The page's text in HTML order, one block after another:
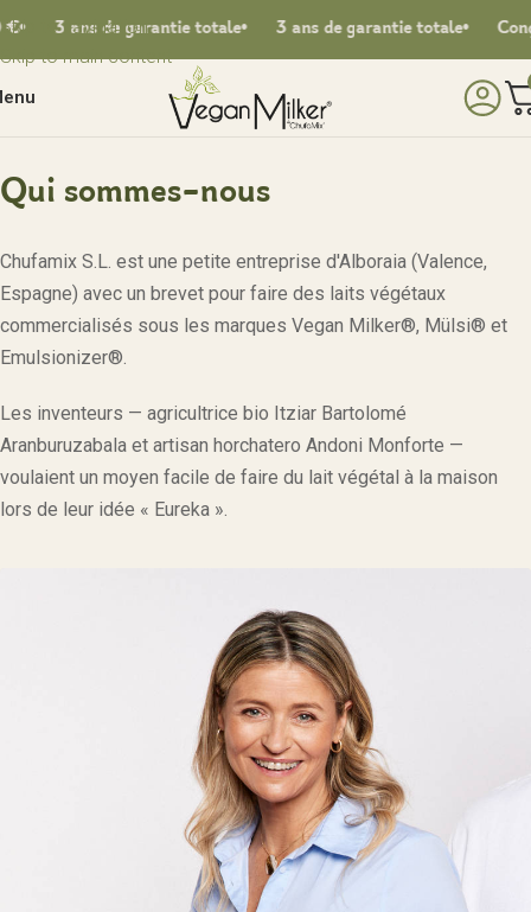
Skip to navigation
Skip to main content
3 ans de garantie totale 3 ans de garantie totale Conçu
Qui sommes-nous
Chufamix S.L. est une petite entreprise d'Alboraia (Valence,
Espagne) avec un brevet pour faire des laits végétaux
commercialisés sous les marques Vegan Milker®, Mülsi® et
Emulsionizer®.
Les inventeurs — agricultrice bio Itziar Bartolomé
Aranburuzabala et artisan horchatero Andoni Monforte —
voulaient un moyen facile de faire du lait végétal à la maison
lors de leur idée « Eureka ».